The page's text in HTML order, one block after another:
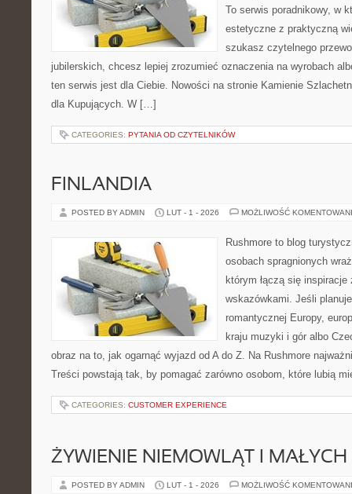
To serwis poradnikowy, w
estetyczne z praktyczną
szukasz czytelnego
jubilerskich, chcesz lepiej zrozumieć oznaczenia na wyrobach
ten serwis jest dla Ciebie. Nowości na stronie Kamienie
dla Kupujących. W […]
CATEGORIES: PYTANIA OD CZYTELNIKÓW
FINLANDIA
POSTED BY ADMIN LUT - 1 - 2026 MOŻLIWOŚĆ
Rushmore to blog
osobach spragnionych
którym łączą się
wskazówkami. Jeśli
romantycznej Europy,
kraju muzyki i gór albo
obraz na to, jak ogarnąć wyjazd od A do Z. Na Rushmore
Treści powstają tak, by pomagać zarówno osobom, które lubią
CATEGORIES: CUSTOMER EXPERIENCE
ŻYWIENIE NIEMOWLĄT I MAŁYCH
POSTED BY ADMIN LUT - 1 - 2026 MOŻLIWOŚĆ